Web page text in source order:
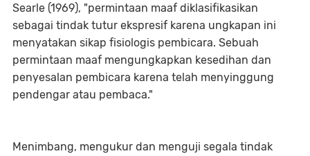
Searle (1969), "permintaan maaf diklasifikasikan
sebagai tindak tutur ekspresif karena ungkapan ini
menyatakan sikap fisiologis pembicara. Sebuah
permintaan maaf mengungkapkan kesedihan dan
penyesalan pembicara karena telah menyinggung
pendengar atau pembaca."
Menimbang, mengukur dan menguji segala tindak